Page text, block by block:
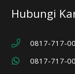
Hubungi
0817-717-
0817-717-